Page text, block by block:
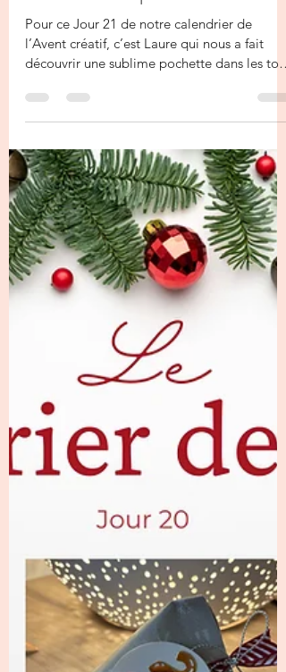
21 déc. 2025
1 min de lecture
✨ 1 Jour … 1 Surprise! Jour 21-
Une surprise aux couleurs des fêtes
confectionnée par Laure
Pour ce Jour 21 de notre calendrier de
l’Avent créatif, c’est Laure qui nous a fait
découvrir une sublime pochette dans les tons
Flamme fougueux ❤️✨ J’aime énormément
ces nuances de rose pour les fêtes : elles
apportent de la douceur, de la chaleur et une
vraie touche d’originalité à Noël. La
pochette est magnifiquement décorée, avec
un superbe flocon de neige assorti , qui
donne tout de suite le ton festif 🎄 À
l’intérieur, Laure nous a vraiment gâtées avec
un magnifiq